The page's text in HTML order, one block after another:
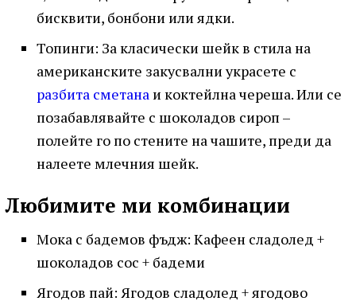
бисквити, бонбони или ядки.
Топинги: За класически шейк в стила на
американските закусвални украсете с
разбита сметана и коктейлна череша. Или се
позабавлявайте с шоколадов сироп –
полейте го по стените на чашите, преди да
налеете млечния шейк.
Любимите ми комбинации
Мока с бадемов фъдж: Кафеeн сладолед +
шоколадов сос + бадеми
Ягодов пай: Ягодов сладолед + ягодово